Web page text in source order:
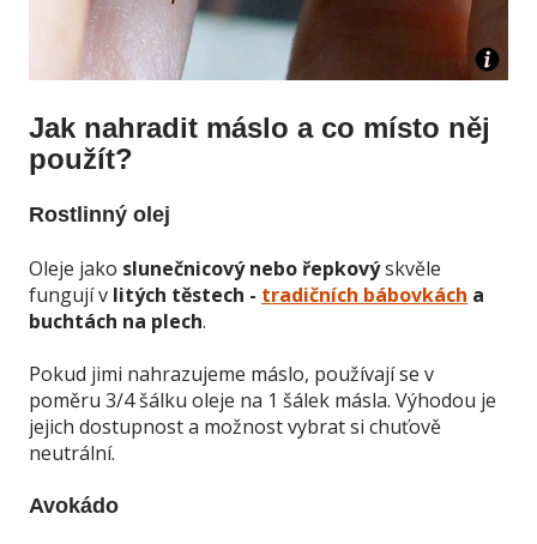
Jak nahradit máslo a co místo něj
použít?
Rostlinný olej
Oleje jako slunečnicový nebo řepkovýskvěle
fungují v litých těstech - tradičních bábovkách a
buchtách na plech.
Pokud jimi nahrazujeme máslo, používají se v
poměru 3/4 šálku oleje na 1 šálek másla. Výhodou je
jejich dostupnost a možnost vybrat si chuťově
neutrální.
Avokádo